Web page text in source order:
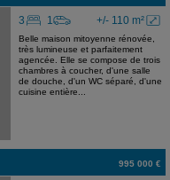
+/- 110 m²
3 1
Belle maison mitoyenne rénovée,
très lumineuse et parfaitement
agencée. Elle se compose de trois
chambres à coucher, d'une salle
de douche, d'un WC séparé, d'une
cuisine entière...
995 000 €